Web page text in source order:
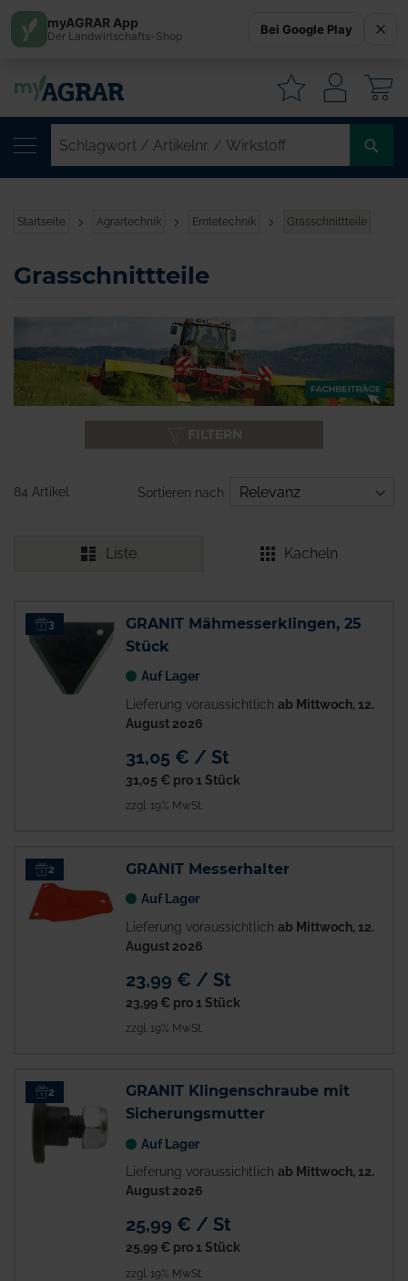
Startseite Agrartechnik Erntetechnik Grasschnittteile
Grasschnittteile
84 Artikel Sortieren nach
Liste Kacheln
3
GRANIT Mähmesserklingen, 25
Stück
Auf Lager
Lieferung voraussichtlich ab Mittwoch, 12.
August 2026
31,05 € / St
31,05 € pro 1 Stück
zzgl. 19% MwSt.
2 GRANIT Messerhalter
Auf Lager
Lieferung voraussichtlich ab Mittwoch, 12.
August 2026
23,99 € / St
23,99 € pro 1 Stück
zzgl. 19% MwSt.
2
GRANIT Klingenschraube mit
Sicherungsmutter
Auf Lager
Lieferung voraussichtlich ab Mittwoch, 12.
August 2026
25,99 € / St
25,99 € pro 1 Stück
zzgl. 19% MwSt.
myAGRAR App
Der Landwirtschafts-Shop Bei Google Play